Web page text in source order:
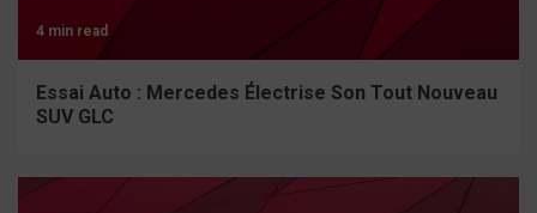
4 min read
Essai Auto : Mercedes Électrise Son Tout Nouveau
SUV GLC